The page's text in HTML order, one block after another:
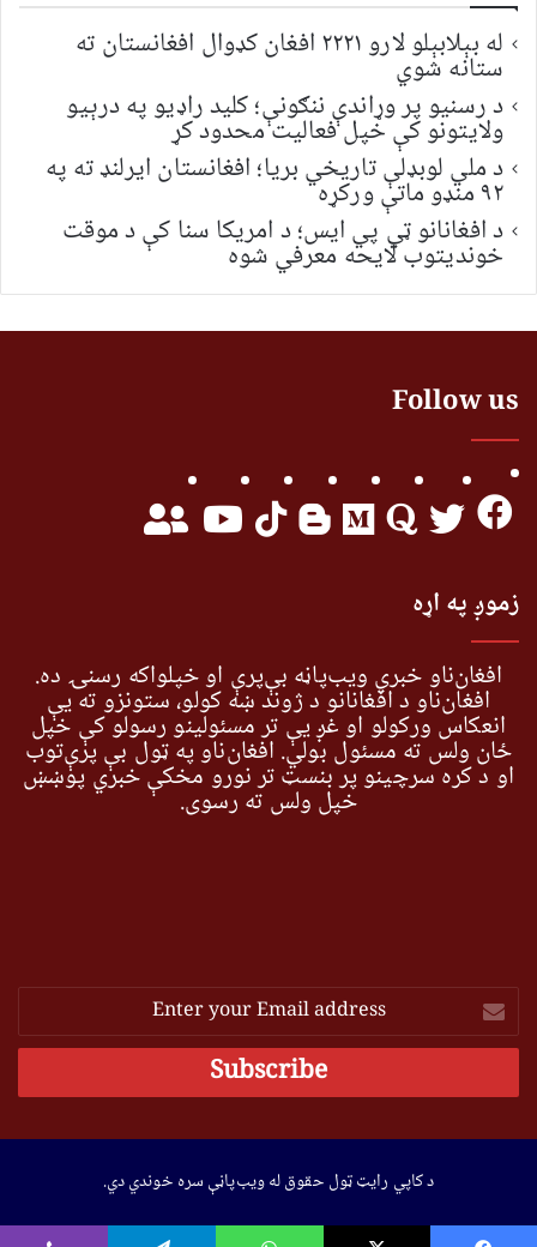
له بېلابېلو لارو ۲۲۲۱ افغان کډوال افغانستان ته
ستانه شوي
د رسنیو پر وړاندې ننګونې؛ کلید راډیو په درېیو
ولایتونو کې خپل فعالیت محدود کړ
د ملي لوبډلې تاریخي بریا؛ افغانستان ایرلنډ ته په
۹۲ منډو ماتې ورکړه
د افغانانو ټي پي ایس؛ د امریکا سنا کې د موقت
خونديتوب لایحه معرفي شوه
Follow us
زموږ په اړه
افغان‌ناو خبري ویب‌پاڼه بې‌پرې او خپلواکه رسنۍ ده.
افغان‌ناو د افغانانو د ژوند ښه کولو، ستونزو ته یې
انعکاس ورکولو او غږ یې تر مسئولینو رسولو کې خپل
ځان ولس ته مسئول بولي. افغان‌ناو په ټول بې پرې‌توب
او د کره سرچینو پر بنسټ تر نورو مخکې خبري پوښښ
خپل ولس ته رسوي.
Enter
your
Email
د کاپي رایټ ټول حقوق له ویب‌پاڼې سره خوندي دي.